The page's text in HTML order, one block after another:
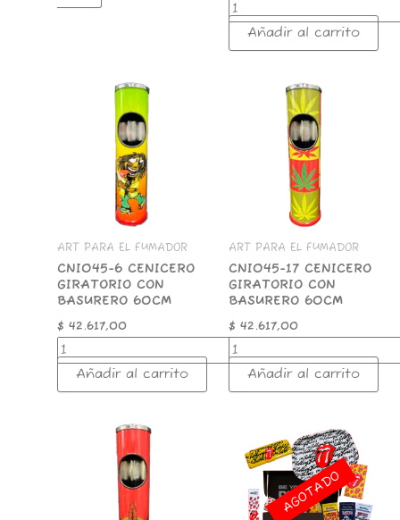
Añadir al carrito
ART PARA EL FUMADOR
CNI045-6 CENICERO
GIRATORIO CON
BASURERO 60CM
$ 42.617,00
CENICERO
GIRATORIO
BASURERO
Añadir al carrito
ART PARA EL FUMADOR
CNI045-17 CENICERO
GIRATORIO CON
BASURERO 60CM
$ 42.617,00
CENICERO
GIRATORIO
BASURERO
Añadir al carrito
GIRATORIO
BASURERO
AGOTADO